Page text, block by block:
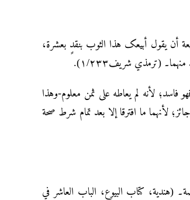
أن یقول أبیعک هذا الثوب بنقدٍ بعشرة،
(ترمذي شریف۱/۲۳۳).
فاسد؛ لأنه لم یعاطه علی ثمن معلوم-وهذا
لأنهما ما افترقا إلا بعد تمام شرط صحة
(هندیة، کتاب البیوع، الباب العاشر في